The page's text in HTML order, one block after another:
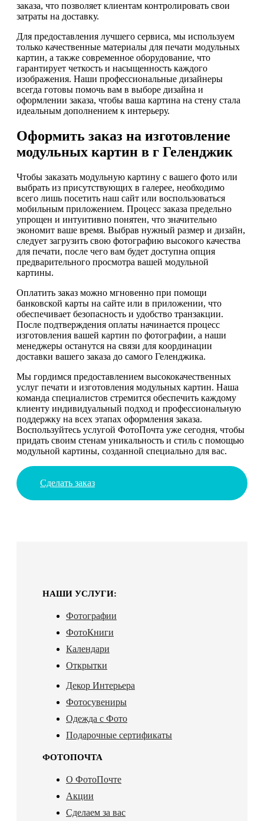
заказа, что позволяет клиентам контролировать свои
затраты на доставку.
Для предоставления лучшего сервиса, мы используем
только качественные материалы для печати модульных
картин, а также современное оборудование, что
гарантирует четкость и насыщенность каждого
изображения. Наши профессиональные дизайнеры
всегда готовы помочь вам в выборе дизайна и
оформлении заказа, чтобы ваша картина на стену стала
идеальным дополнением к интерьеру.
Оформить заказ на изготовление
модульных картин в г Геленджик
Чтобы заказать модульную картину с вашего фото или
выбрать из присутствующих в галерее, необходимо
всего лишь посетить наш сайт или воспользоваться
мобильным приложением. Процесс заказа предельно
упрощен и интуитивно понятен, что значительно
экономит ваше время. Выбрав нужный размер и дизайн,
следует загрузить свою фотографию высокого качества
для печати, после чего вам будет доступна опция
предварительного просмотра вашей модульной
картины.
Оплатить заказ можно мгновенно при помощи
банковской карты на сайте или в приложении, что
обеспечивает безопасность и удобство транзакции.
После подтверждения оплаты начинается процесс
изготовления вашей картин по фотографии, а наши
менеджеры останутся на связи для координации
доставки вашего заказа до самого Геленджика.
Мы гордимся предоставлением высококачественных
услуг печати и изготовления модульных картин. Наша
команда специалистов стремится обеспечить каждому
клиенту индивидуальный подход и профессиональную
поддержку на всех этапах оформления заказа.
Воспользуйтесь услугой ФотоПочта уже сегодня, чтобы
придать своим стенам уникальность и стиль с помощью
модульной картины, созданной специально для вас.
Сделать заказ
НАШИ УСЛУГИ:
Фотографии
ФотоКниги
Календари
Открытки
Декор Интерьера
Фотосувениры
Одежда с Фото
Подарочные сертификаты
ФОТОПОЧТА
О ФотоПочте
Акции
Сделаем за вас